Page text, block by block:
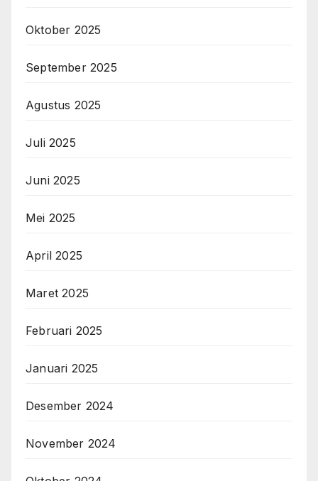
Oktober 2025
September 2025
Agustus 2025
Juli 2025
Juni 2025
Mei 2025
April 2025
Maret 2025
Februari 2025
Januari 2025
Desember 2024
November 2024